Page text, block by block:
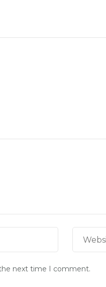
next time I comment.